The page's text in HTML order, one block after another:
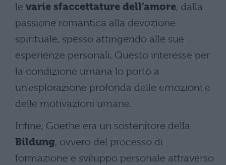
le varie sfaccettature dell’amore, dalla
passione romantica alla devozione
spirituale, spesso attingendo alle sue
esperienze personali. Questo interesse per
la condizione umana lo portò a
un’esplorazione profonda delle emozioni e
delle motivazioni umane.
Infine, Goethe era un sostenitore della
Bildung, ovvero del processo di
formazione e sviluppo personale attraverso